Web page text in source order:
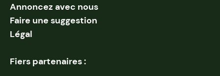
Annoncez avec nous
Faire une suggestion
Légal
Fiers partenaires :